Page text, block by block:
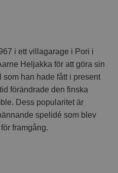
i ett villagarage i Pori i
Heljakka för att göra sin
han hade fått i present
förändrade den finska
Dess popularitet är
spelidé som blev
framgång.